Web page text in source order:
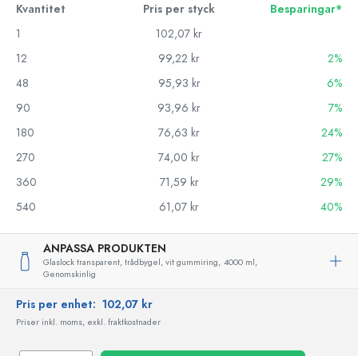
Kvantitet Pris per styck
Besparingar*
1
102,07 kr
12
99,22 kr
2%
48
95,93 kr
6%
90
93,96 kr
7%
180
76,63 kr
24%
270
74,00 kr
27%
360
71,59 kr
29%
540
61,07 kr 40%
ANPASSA PRODUKTEN
Glaslock transparent, trådbygel, vit gummiring, 4000 ml,
Genomskinlig
Pris per enhet: 102,07 kr
Priser inkl. moms, exkl. fraktkostnader